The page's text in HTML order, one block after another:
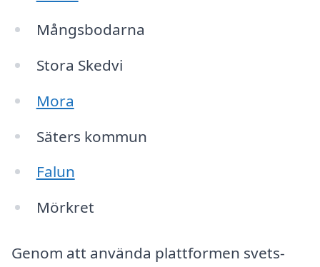
Mångsbodarna
Stora Skedvi
Mora
Säters kommun
Falun
Mörkret
Genom att använda plattformen svets-